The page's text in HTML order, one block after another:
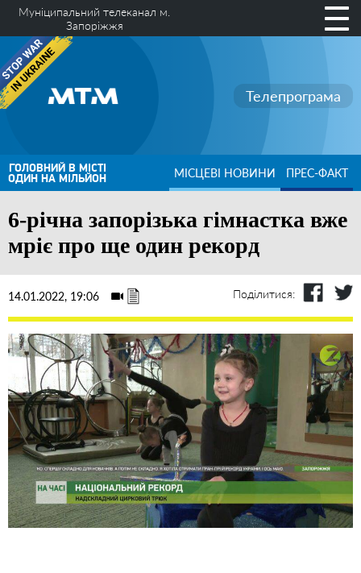
Муніципальний телеканал м.
Запоріжжя
Телепрограма
ГОЛОВНИЙ В МІСТІ
ОДИН НА МІЛЬЙОН МІСЦЕВІ НОВИНИ ПРЕС-ФАКТ
6-річна запорізька гімнастка вже
мріє про ще один рекорд
14.01.2022, 19:06 Поділитися: